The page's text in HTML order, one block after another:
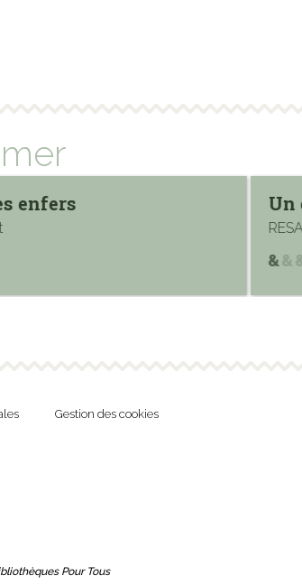
enfers Un
Gestion des cookies
Pour Tous